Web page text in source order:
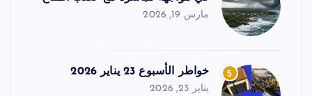
مارس 19, 2026
5 خواطر الأسبوع 23 يناير 2026
يناير 23, 2026